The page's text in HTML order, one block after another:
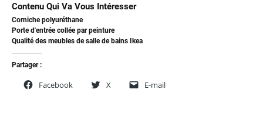
Contenu Qui Va Vous Intéresser
Corniche polyuréthane
Porte d'entrée collée par peinture
Qualité des meubles de salle de bains Ikea
Partager :
Facebook X E-mail